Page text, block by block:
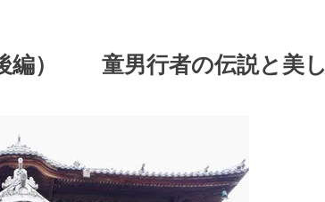
編） 童男行者の伝説と美し